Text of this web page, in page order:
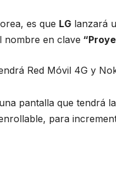
es que LG lanzará
nombre en clave
Red Móvil 4G y
pantalla que tendrá
para